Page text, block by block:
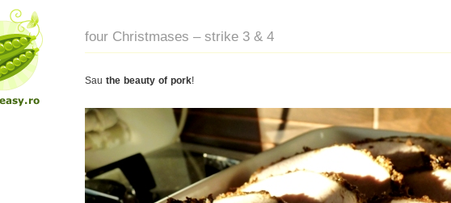
four Christmases – strike 3 & 4
Sau the beauty of pork!